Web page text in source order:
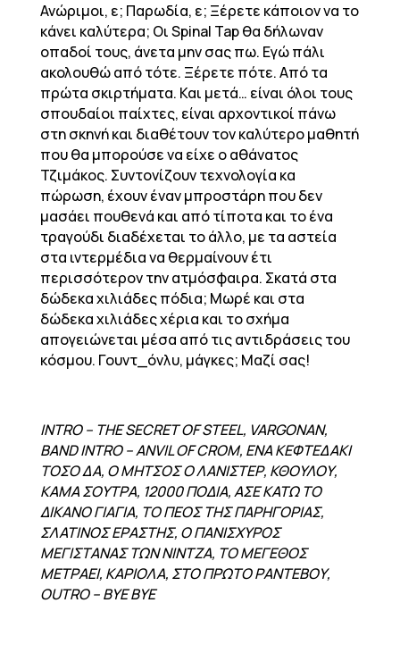
Ανώριμοι, ε; Παρωδία, ε; Ξέρετε κάποιον να το
κάνει καλύτερα; Οι Spinal Tap θα δήλωναν
οπαδοί τους, άνετα μην σας πω. Εγώ πάλι
ακολουθώ από τότε. Ξέρετε πότε. Από τα
πρώτα σκιρτήματα. Και μετά… είναι όλοι τους
σπουδαίοι παίχτες, είναι αρχοντικοί πάνω
στη σκηνή και διαθέτουν τον καλύτερο μαθητή
που θα μπορούσε να είχε ο αθάνατος
Τζιμάκος. Συντονίζουν τεχνολογία κα
πώρωση, έχουν έναν μπροστάρη που δεν
μασάει πουθενά και από τίποτα και το ένα
τραγούδι διαδέχεται το άλλο, με τα αστεία
στα ιντερμέδια να θερμαίνουν έτι
περισσότερον την ατμόσφαιρα. Σκατά στα
δώδεκα χιλιάδες πόδια; Μωρέ και στα
δώδεκα χιλιάδες χέρια και το σχήμα
απογειώνεται μέσα από τις αντιδράσεις του
κόσμου. Γουντ_όνλυ, μάγκες; Μαζί σας!
INTRO – THE SECRET OF STEEL, VARGONAN,
BAND INTRO – ANVIL OF CROM, ΕΝΑ ΚΕΦΤΕΔΑΚΙ
ΤΟΣΟ ΔΑ, Ο ΜΗΤΣΟΣ Ο ΛΑΝΙΣΤΕΡ, ΚΘΟΥΛΟΥ,
ΚΑΜΑ ΣΟΥΤΡΑ, 12000 ΠΟΔΙΑ, ΑΣΕ ΚΑΤΩ ΤΟ
ΔΙΚΑΝΟ ΓΙΑΓΙΑ, ΤΟ ΠΕΟΣ ΤΗΣ ΠΑΡΗΓΟΡΙΑΣ,
ΣΛΑΤΙΝΟΣ ΕΡΑΣΤΗΣ, Ο ΠΑΝΙΣΧΥΡΟΣ
ΜΕΓΙΣΤΑΝΑΣ ΤΩΝ ΝΙΝΤΖΑ, ΤΟ ΜΕΓΕΘΟΣ
ΜΕΤΡΑΕΙ, ΚΑΡΙΟΛΑ, ΣΤΟ ΠΡΩΤΟ ΡΑΝΤΕΒΟΥ,
OUTRO – BYE BYE